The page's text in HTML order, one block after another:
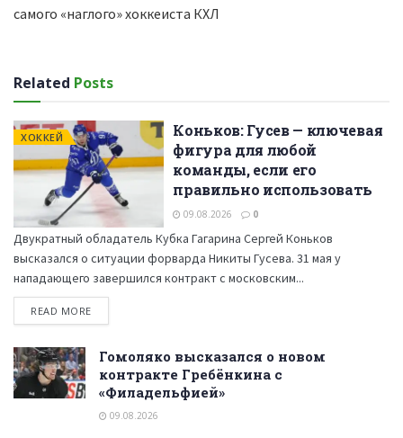
самого «наглого» хоккеиста КХЛ
Related Posts
ХОККЕЙ
Коньков: Гусев — ключевая
фигура для любой
команды, если его
правильно использовать
09.08.2026 0
Двукратный обладатель Кубка Гагарина Сергей Коньков
высказался о ситуации форварда Никиты Гусева. 31 мая у
нападающего завершился контракт с московским...
READ MORE
Гомоляко высказался о новом
контракте Гребёнкина с
«Филадельфией»
09.08.2026